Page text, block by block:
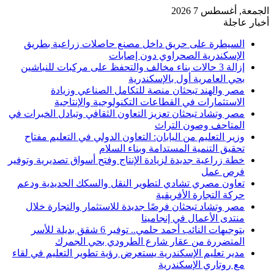
الجمعة, أغسطس 7 2026
أخبار عاجلة
السيطرة على حريق داخل مصنع حاصلات زراعية بطريق
الإسكندرية الصحراوي دون إصابات
إزالة 3 حالات بناء مخالف والتحفظ على مركبات للنباشين
بحي العامرية أول بالإسكندرية
مصر والهند تبحثان منصة للتكامل الصناعي وزيادة
الاستثمارات في القطاعات التكنولوجية والإنتاجية
مصر وتشاد تبحثان تعزيز التعاون الثقافي وتبادل الخبرات في
المتاحف وصون التراث
وزير التعليم من اليابان: التعاون الدولي في التعليم مفتاح
تحقيق التنمية المستدامة وبناء السلام
خطة زراعية جديدة لزيادة الإنتاج وفتح أسواق تصديرية وتوفير
فرص عمل
تعاون مصري تشادي لتطوير النقل والسكك الحديدية ودعم
حركة التجارة الأفريقية
مصر وتشاد تبحثان فرصًا جديدة للاستثمار والتجارة خلال
منتدى الأعمال في إنجامينا
بتوجيهات النائب أحمد حلمي.. توفير 6 شقق بديلة للأسر
المتضررة من عقار شارع الطرودي بحي الجمرك
مدير تعليم الإسكندرية يستعرض رؤية تطوير التعليم في لقاء
مع روتاري الإسكندرية